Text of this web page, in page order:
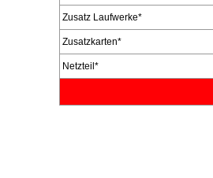
Zusatz Laufwerke*
Zusatzkarten*
Netzteil *